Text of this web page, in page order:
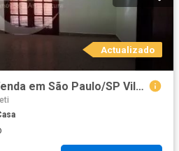
Actualizado
Casa / Sobrado para Venda em São Paulo/SP Vila Sinhá 3 Quartos